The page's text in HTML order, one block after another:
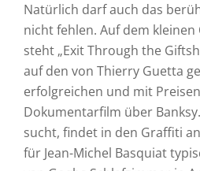
Natürlich darf auch das
nicht fehlen. Auf dem
steht „Exit Through the
auf den von Thierry Guetta
erfolgreichen und mit
Dokumentarfilm über
sucht, findet in den Graffiti
für Jean-Michel Basquiat